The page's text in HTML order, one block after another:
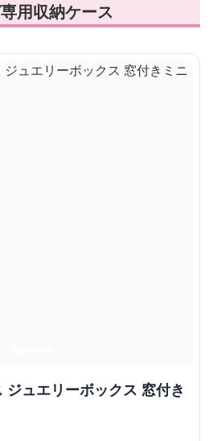
用収納ケース
ジュエリーボックス 窓付き